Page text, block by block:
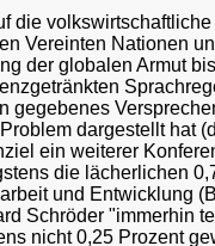
die
Vereinten Nationen
der globalen Armut
gegebenes
dargestellt hat
ein weiterer
die lächerlichen
und Entwicklung
Schröder "immerhin
nicht 0,25 Prozent